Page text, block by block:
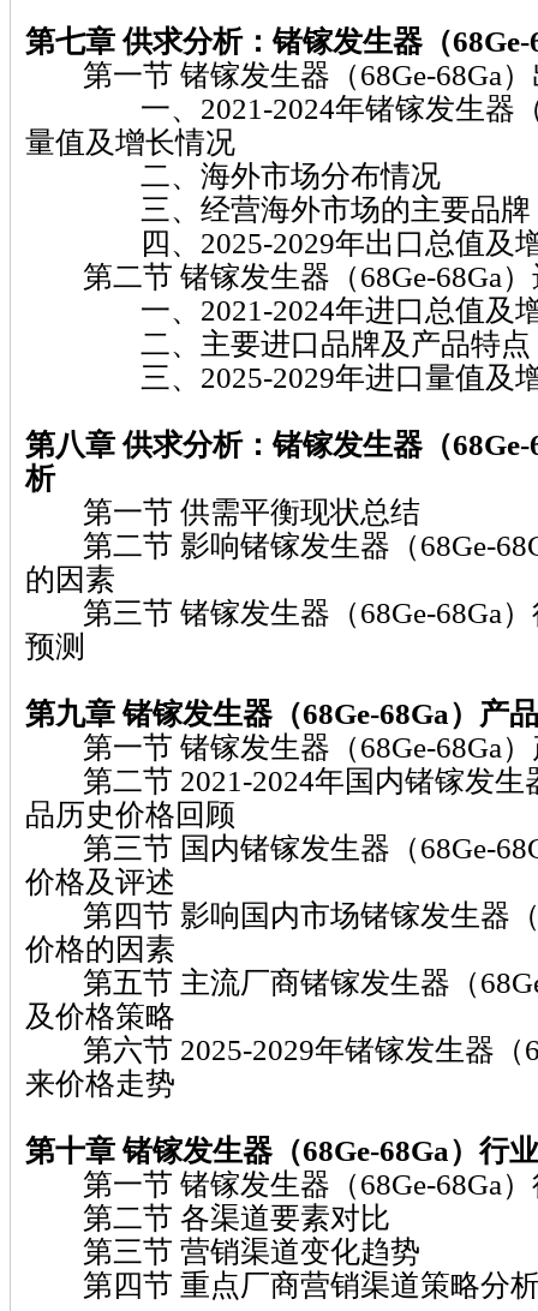
第七章供求分析：锗镓发生器（68Ge-
第一节 锗镓发生器（68Ge-68Ga）
一、2021-2024年锗镓发生器（
量值及增长情况
二、海外市场分布情况
三、经营海外市场的主要品牌
四、2025-2029年出口总值及增
第二节 锗镓发生器（68Ge-68Ga）
一、2021-2024年进口总值及增
二、主要进口品牌及产品特点
三、2025-2029年进口量值及增
第八章供求分析：锗镓发生器（68Ge-
析
第一节 供需平衡现状总结
第二节 影响锗镓发生器（68Ge-
的因素
第三节 锗镓发生器（68Ge-68Ga）
预测
第九章 锗镓发生器（68Ge-68Ga） 产
第一节 锗镓发生器（68Ge-68Ga）
第二节 2021-2024年国内锗镓发生
品历史价格回顾
第三节 国内锗镓发生器（68Ge-
价格及评述
第四节 影响国内市场锗镓发生器（
价格的因素
第五节 主流厂商锗镓发生器（
及价格策略
第六节 2025-2029年锗镓发生器（
来价格走势
第十章 锗镓发生器（68Ge-68Ga）行
第一节 锗镓发生器（68Ge-68Ga）
第二节 各渠道要素对比
第三节 营销渠道变化趋势
第四节 重点厂商营销渠道策略分